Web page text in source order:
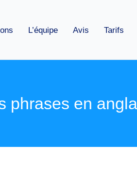
L’équipe Avis Tarifs
phrases en